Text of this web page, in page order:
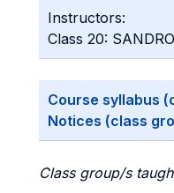
Instructors:
Class 20:
Course syllabus
Notices (class
Class group/s